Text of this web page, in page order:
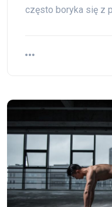
często boryka się z